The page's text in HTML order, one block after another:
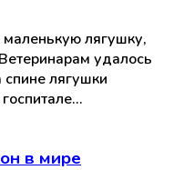
лягушку,
удалось
спине лягушки
в мире